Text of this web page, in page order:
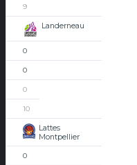
9
Landerneau
0
0
0
10
Lattes
Montpellier
0